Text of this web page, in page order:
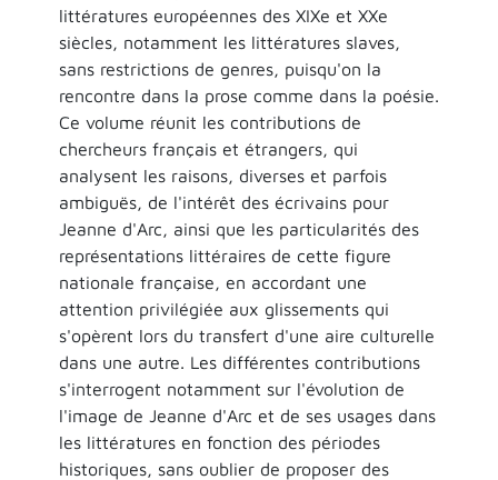
littératures européennes des XIXe et XXe
siècles, notamment les littératures slaves,
sans restrictions de genres, puisqu'on la
rencontre dans la prose comme dans la poésie.
Ce volume réunit les contributions de
chercheurs français et étrangers, qui
analysent les raisons, diverses et parfois
ambiguës, de l'intérêt des écrivains pour
Jeanne d'Arc, ainsi que les particularités des
représentations littéraires de cette figure
nationale française, en accordant une
attention privilégiée aux glissements qui
s'opèrent lors du transfert d'une aire culturelle
dans une autre. Les différentes contributions
s'interrogent notamment sur l'évolution de
l'image de Jeanne d'Arc et de ses usages dans
les littératures en fonction des périodes
historiques, sans oublier de proposer des